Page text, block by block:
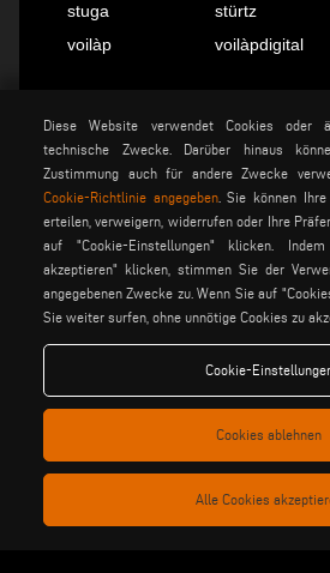
stuga
stürtz
voilàp
voilàpdigital
Deutsch info@tekna.it
be the change
privacy policy
vertriebsbedingungen
- C.F - P.IVA 02057270361
Diese Website verwendet Cookies oder
technische Zwecke. Darüber hinaus
Zustimmung auch für andere Zwecke
Cookie-Richtlinie angegeben. Sie können
erteilen, verweigern, widerrufen oder Ihre
auf "Cookie-Einstellungen" klicken.
akzeptieren" klicken, stimmen Sie der
angegebenen Zwecke zu. Wenn Sie auf
Sie weiter surfen, ohne unnötige Cookies zu
Cookie-
Cookies ablehnen
Alle Cookies